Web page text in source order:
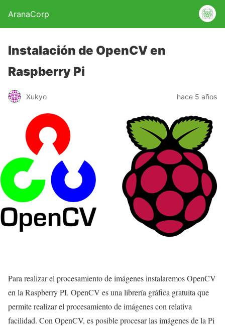
AranaCorp
Instalación de OpenCV en
Raspberry Pi
Xukyo hace 5 años
Para realizar el procesamiento de imágenes instalaremos OpenCV
en la Raspberry PI. OpenCV es una librería gráfica gratuita que
permite realizar el procesamiento de imágenes con relativa
facilidad. Con OpenCV, es posible procesar las imágenes de la Pi